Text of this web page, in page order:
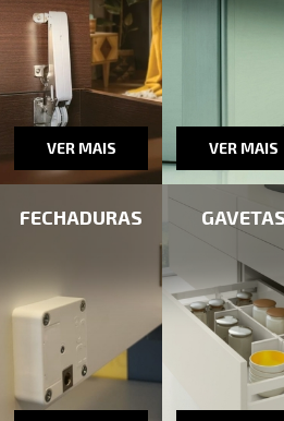
VER MAIS VER MAIS
FECHADURAS GAVETAS